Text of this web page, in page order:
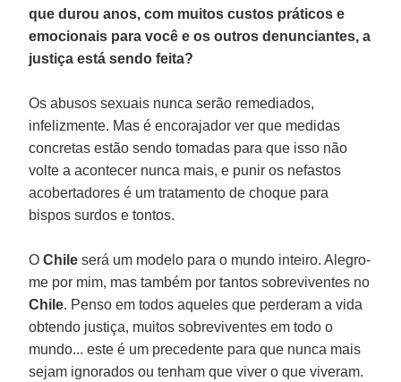
que durou anos, com muitos custos práticos e
emocionais para você e os outros denunciantes, a
justiça está sendo feita?
Os abusos sexuais nunca serão remediados,
infelizmente. Mas é encorajador ver que medidas
concretas estão sendo tomadas para que isso não
volte a acontecer nunca mais, e punir os nefastos
acobertadores é um tratamento de choque para
bispos surdos e tontos.
OChile será um modelo para o mundo inteiro. Alegro-
me por mim, mas também por tantos sobreviventes no
Chile. Penso em todos aqueles que perderam a vida
obtendo justiça, muitos sobreviventes em todo o
mundo... este é um precedente para que nunca mais
sejam ignorados ou tenham que viver o que viveram.